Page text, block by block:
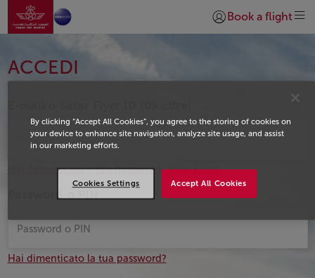
Skip to Main Content
Vai alla home page
Accedi | Unisciti)
Book a flight
Login
ACCEDI
Hai dimenticato il tuo numero di Safar Flyer?
Password o PIN
Hai dimenticato la tua password?
By clicking “Accept All Cookies”, you agree to the storing of cookies on
your device to enhance site navigation, analyze site usage, and assist
in our marketing efforts.
Accept All Cookies
Cookies Settings